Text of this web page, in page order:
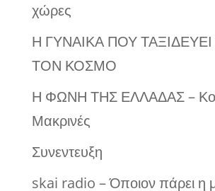
χώρες
Η ΓΥΝΑΙΚΑ ΠΟΥ
ΤΟΝ ΚΟΣΜΟ
Η ΦΩΝΗ ΤΗΣ ΕΛΛΑΔΑΣ –
Μακρινές
Συνεντευξη
skai radio – Όποιον πάρει η